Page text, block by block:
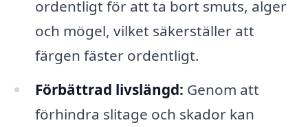
ordentligt för att ta bort smuts, alger
och mögel, vilket säkerställer att
färgen fäster ordentligt.
Förbättrad livslängd: Genom att
förhindra slitage och skador kan